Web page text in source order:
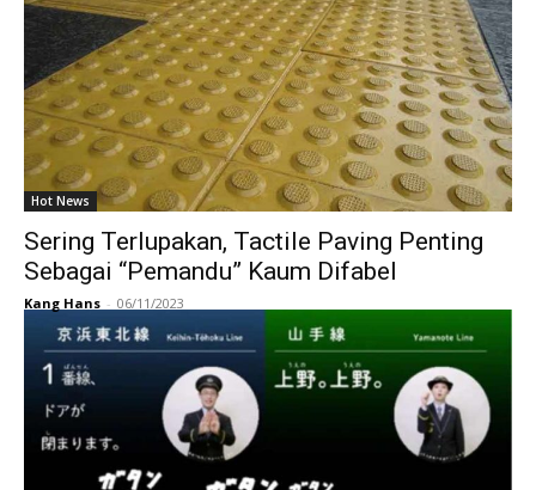
Hot News
Sering Terlupakan, Tactile Paving Penting
Sebagai “Pemandu” Kaum Difabel
Kang Hans - 06/11/2023